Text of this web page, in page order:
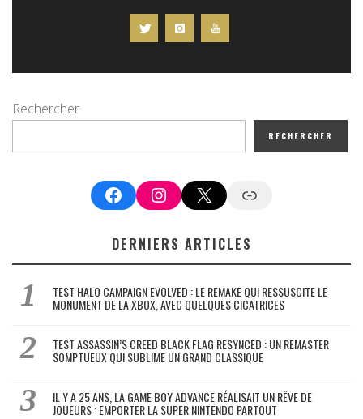
Rechercher
RECHERCHER
FacebookInstagram
X Google News
DERNIERS ARTICLES
TEST HALO CAMPAIGN EVOLVED : LE REMAKE QUI RESSUSCITE LE
MONUMENT DE LA XBOX, AVEC QUELQUES CICATRICES
TEST ASSASSIN’S CREED BLACK FLAG RESYNCED : UN REMASTER
SOMPTUEUX QUI SUBLIME UN GRAND CLASSIQUE
IL Y A 25 ANS, LA GAME BOY ADVANCE RÉALISAIT UN RÊVE DE
JOUEURS : EMPORTER LA SUPER NINTENDO PARTOUT